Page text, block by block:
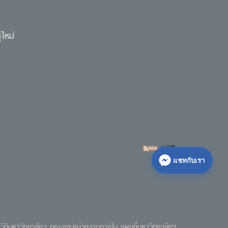
หม่
แชทกับเรา